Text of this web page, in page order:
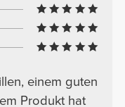
einem guten
Produkt hat